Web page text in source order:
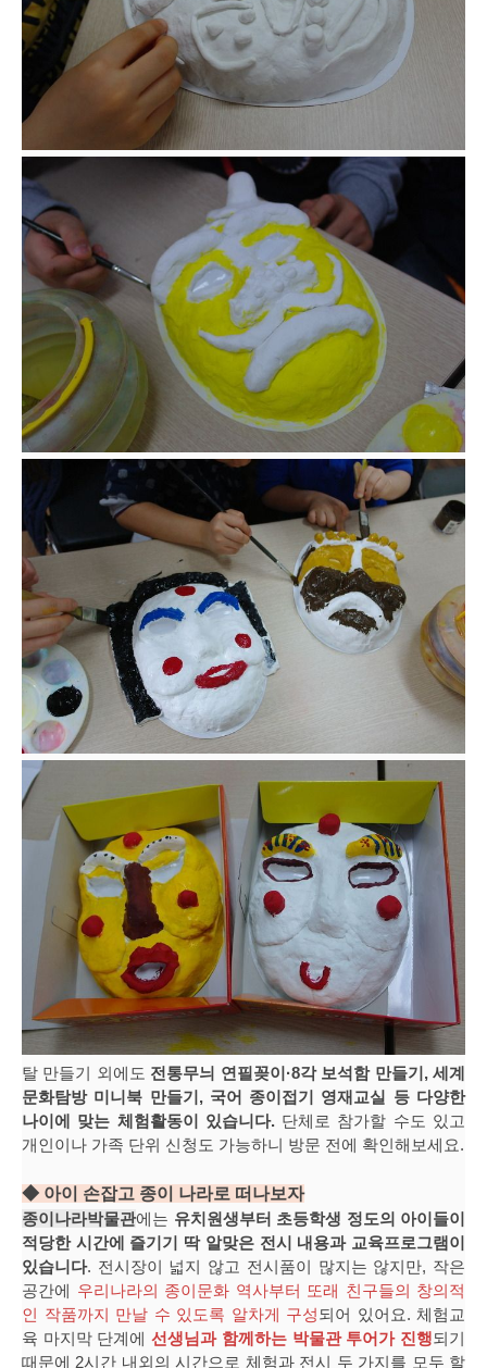
탈 만들기 외에도 전통무늬 연필꽂이·8각 보석함 만들기, 세계
문화탐방 미니북 만들기, 국어 종이접기 영재교실 등 다양한
나이에 맞는 체험활동이 있습니다.단체로 참가할 수도 있고
개인이나 가족 단위 신청도 가능하니 방문 전에 확인해보세요.
◆ 아이 손잡고 종이 나라로 떠나보자
종이나라박물관에는 유치원생부터 초등학생 정도의 아이들이
적당한 시간에 즐기기 딱 알맞은 전시 내용과 교육프로그램이
있습니다. 전시장이 넓지 않고 전시품이 많지는 않지만, 작은
공간에 우리나라의 종이문화 역사부터 또래 친구들의 창의적
인 작품까지 만날 수 있도록 알차게 구성되어 있어요. 체험교
육 마지막 단계에선생님과 함께하는 박물관 투어가 진행되기
때문에 2시간 내외의 시간으로 체험과 전시 두 가지를 모두 할